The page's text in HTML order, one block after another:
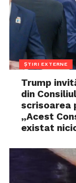
ȘTIRI EXTERNE
Trump
din
scrisoarea
„Acest
existat